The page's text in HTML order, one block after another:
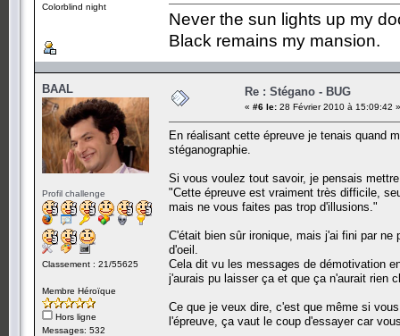
Colorblind night
Never the sun lights up my
Black remains my mansion.
BAAL
Profil challenge
Classement : 21/55625
Membre Héroïque
Hors ligne
Messages: 532
Re : Stégano - BUG
« #6 le: 28 Février 2010 à 15:09:42 »
En réalisant cette épreuve je tenais quand
stéganographie.
Si vous voulez tout savoir, je pensais
"Cette épreuve est vraiment très difficile,
mais ne vous faites pas trop d'illusions."
C'était bien sûr ironique, mais j'ai fini par
d'oeil.
Cela dit vu les messages de démotivation
j'aurais pu laisser ça et que ça n'aurait rien
Ce que je veux dire, c'est que même si
l'épreuve, ça vaut le coup d'essayer car